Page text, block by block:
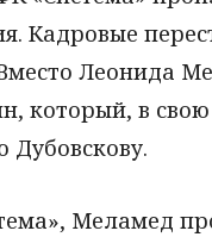
Кадровые
Леонида
который, в свою
Меламед